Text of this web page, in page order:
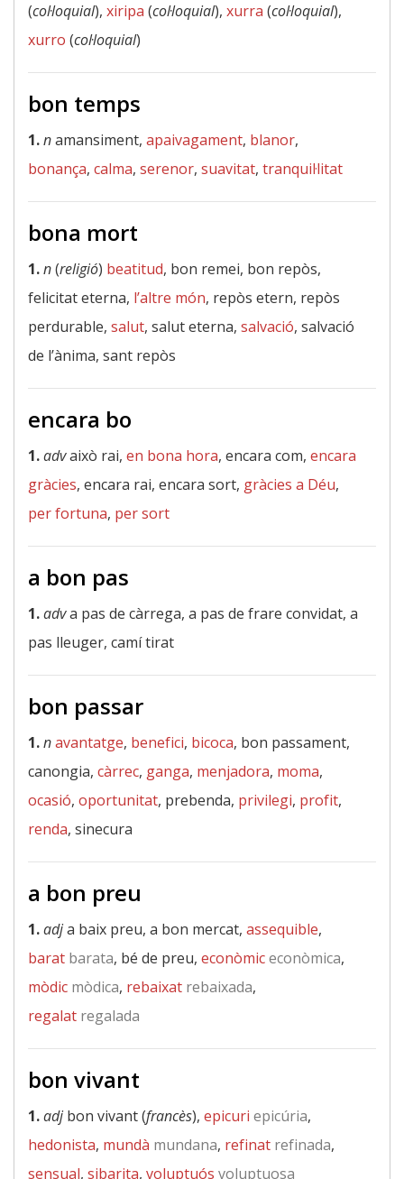
(col·loquial), xiripa (col·loquial), xurra (col·loquial),
xurro (col·loquial)
bon temps
1.namansiment, apaivagament, blanor,
bonança, calma, serenor, suavitat, tranquil·litat
bona mort
1.n(religió) beatitud, bon remei, bon repòs,
felicitat eterna, l’altre món, repòs etern, repòs
perdurable, salut, salut eterna, salvació, salvació
de l’ànima, sant repòs
encara bo
1.advaixò rai, en bona hora, encara com, encara
gràcies, encara rai, encara sort, gràcies a Déu,
per fortuna, per sort
a bon pas
1.adva pas de càrrega, a pas de frare convidat, a
pas lleuger, camí tirat
bon passar
1.navantatge, benefici, bicoca, bon passament,
canongia, càrrec, ganga, menjadora, moma,
ocasió, oportunitat, prebenda, privilegi, profit,
renda, sinecura
a bon preu
1.adja baix preu, a bon mercat, assequible,
barat barata, bé de preu, econòmiceconòmica,
mòdic mòdica, rebaixat rebaixada,
regalat regalada
bon vivant
1.adjbon vivant (francès), epicuri epicúria,
hedonista, mundà mundana, refinat refinada,
sensual, sibarita, voluptuós voluptuosa